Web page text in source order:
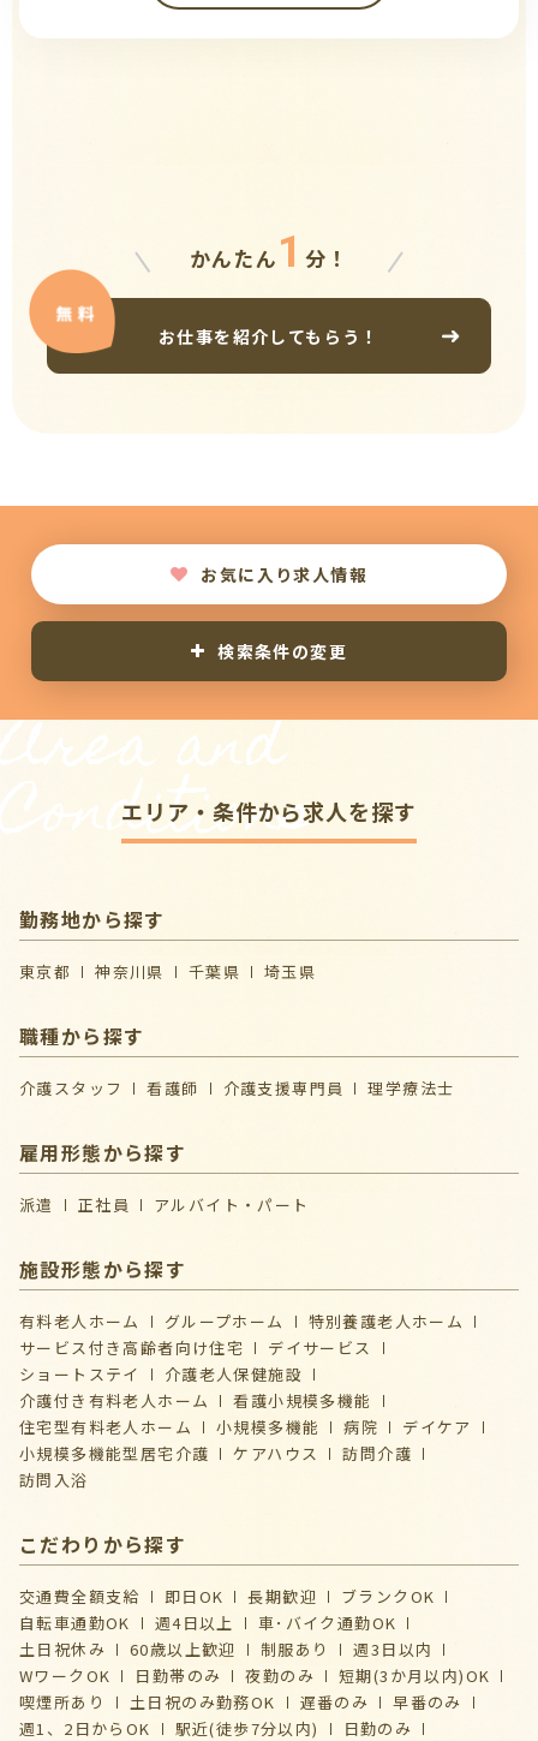
かんたん 1 分！
お仕事を紹介してもらう！
お気に入り求人情報
検索条件の変更
Area and
Conditions
エリア・条件から求人を探す
勤務地から探す
東京都 神奈川県 千葉県 埼玉県
職種から探す
介護スタッフ 看護師 介護支援専門員 理学療法士
雇用形態から探す
派遣 正社員 アルバイト・パート
施設形態から探す
有料老人ホーム グループホーム
特別養護老人ホーム
サービス付き高齢者向け住宅
デイサービス
ショートステイ
介護⽼⼈保健施設
介護付き有料老人ホーム
看護小規模多機能
住宅型有料老人ホーム
小規模多機能 病院
デイケア
⼩規模多機能型居宅介護
ケアハウス
訪問介護
訪問入浴
こだわりから探す
交通費全額支給 即日OK 長期歓迎
ブランクOK
自転車通勤OK
週4日以上
車･バイク通勤OK
土日祝休み
60歳以上歓迎 制服あり
週3日以内
WワークOK
日勤帯のみ 夜勤のみ
短期(3か月以内)OK
喫煙所あり
土日祝のみ勤務OK 遅番のみ
早番のみ
週1、2日からOK
駅近(徒歩7分以内)
日勤のみ